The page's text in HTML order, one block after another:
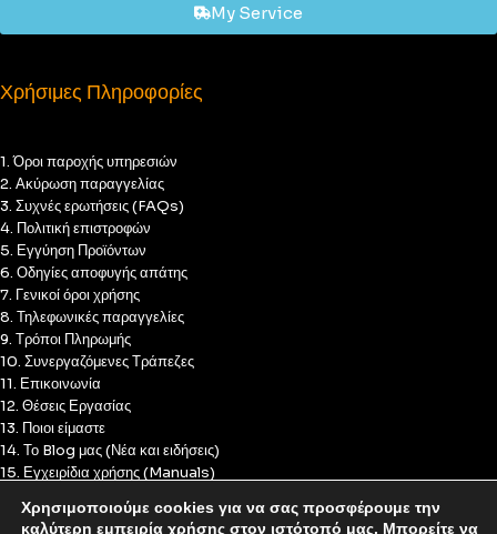
My Service
Χρήσιμες Πληροφορίες
1. Όροι παροχής υπηρεσιών
2. Ακύρωση παραγγελίας
3. Συχνές ερωτήσεις (FAQs)
4. Πολιτική επιστροφών
5. Εγγύηση Προϊόντων
6. Οδηγίες αποφυγής απάτης
7. Γενικοί όροι χρήσης
8. Τηλεφωνικές παραγγελίες
9. Τρόποι Πληρωμής
10. Συνεργαζόμενες Τράπεζες
11. Επικοινωνία
12. Θέσεις Εργασίας
13. Ποιοι είμαστε
14. Το Blog μας (Νέα και ειδήσεις)
15. Εγχειρίδια χρήσης (Manuals)
17. Πολιτική Cookies
Χρησιμοποιούμε cookies για να σας προσφέρουμε την
καλύτερη εμπειρία χρήσης στον ιστότοπό μας. Μπορείτε να